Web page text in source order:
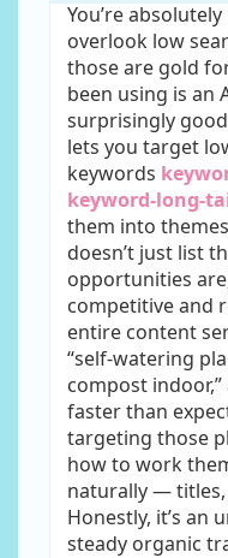
You’re
overlook low
those are gold
been using is an
surprisingly
lets you target
keywords
keyword-long-
them into
doesn’t just list
opportunities
competitive and
entire content
“self-watering
compost
faster than
targeting those
how to work
naturally — titles,
Honestly, it’s an
steady organic